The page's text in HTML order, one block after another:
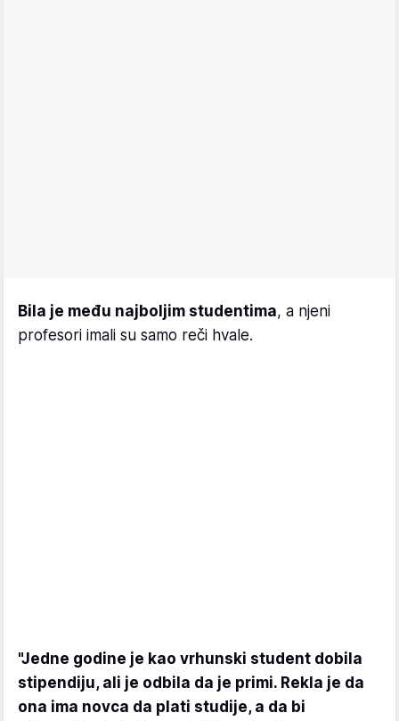
Bila je među najboljim studentima, a njeni
profesori imali su samo reči hvale.
"Jedne godine je kao vrhunski student dobila
stipendiju, ali je odbila da je primi. Rekla je da
ona ima novca da plati studije, a da bi